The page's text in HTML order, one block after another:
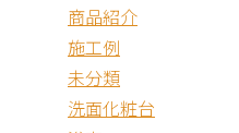
商品紹介
施工例
未分類
洗面化粧台